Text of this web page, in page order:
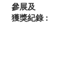
參展及
獲獎紀錄 :